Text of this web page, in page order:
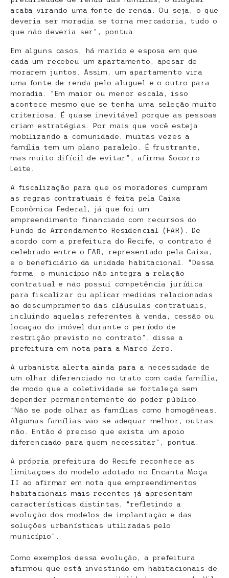
acaba virando uma fonte de renda. Ou seja, o que
deveria ser moradia se torna mercadoria, tudo o
que não deveria ser”, pontua.
Em alguns casos, há marido e esposa em que
cada um recebeu um apartamento, apesar de
morarem juntos. Assim, um apartamento vira
uma fonte de renda pelo aluguel e o outro para
moradia. “Em maior ou menor escala, isso
acontece mesmo que se tenha uma seleção muito
criteriosa. É quase inevitável porque as pessoas
criam estratégias. Por mais que você esteja
mobilizando a comunidade, muitas vezes a
família tem um plano paralelo. É frustrante,
mas muito difícil de evitar”, afirma Socorro
Leite.
A fiscalização para que os moradores cumpram
as regras contratuais é feita pela Caixa
Econômica Federal, já que foi um
empreendimento financiado com recursos do
Fundo de Arrendamento Residencial (FAR). De
acordo com a prefeitura do Recife, o contrato é
celebrado entre o FAR, representado pela Caixa,
e o beneficiário da unidade habitacional. “Dessa
forma, o município não integra a relação
contratual e não possui competência jurídica
para fiscalizar ou aplicar medidas relacionadas
ao descumprimento das cláusulas contratuais,
incluindo aquelas referentes à venda, cessão ou
locação do imóvel durante o período de
restrição previsto no contrato”, disse a
prefeitura em nota para a Marco Zero.
A urbanista alerta ainda para a necessidade de
um olhar diferenciado no trato com cada família,
de modo que a coletividade se fortaleça sem
depender permanentemente do poder público.
“Não se pode olhar as famílias como homogêneas.
Algumas famílias vão se adequar melhor, outras
não. Então é preciso que exista um apoio
diferenciado para quem necessitar”, pontua.
A própria prefeitura do Recife reconhece as
limitações do modelo adotado no Encanta Moça
II ao afirmar em nota que empreendimentos
habitacionais mais recentes já apresentam
características distintas, “refletindo a
evolução dos modelos de implantação e das
soluções urbanísticas utilizadas pelo
município”.
Como exemplos dessa evolução, a prefeitura
afirmou que está investindo em habitacionais de